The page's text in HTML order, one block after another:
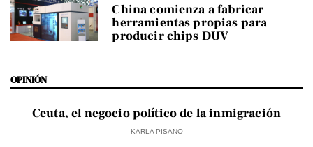
China comienza a fabricar
herramientas propias para
producir chips DUV
OPINIÓN
Ceuta, el negocio político de la inmigración
KARLA PISANO